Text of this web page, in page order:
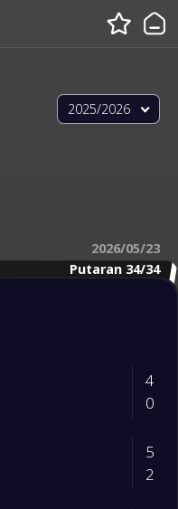
2025/2026
2026/05/23
Putaran 34/34
4
0
5
2